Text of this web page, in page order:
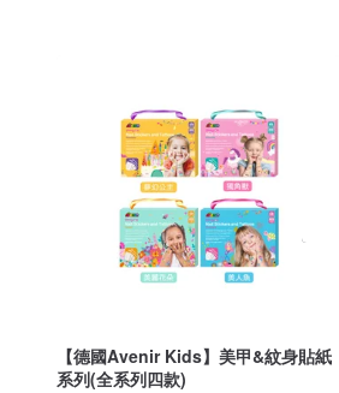
【德國Avenir Kids】美甲&紋身貼紙
系列(全系列四款)